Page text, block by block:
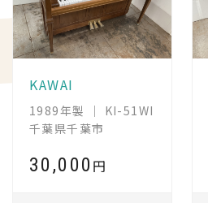
KAWAI
1989年製 ｜ KI-51WI
千葉県千葉市
30,000 円